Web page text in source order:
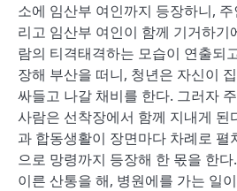
소에 임산부 여인까지 등장하니,
리고 임산부 여인이 함께 기거하기
람의 티격태격하는 모습이 연출되
장해 부산을 떠니, 청년은 자신이
싸들고 나갈 채비를 한다. 그러자
사람은 선착장에서 함께 지내게 된
과 합동생활이 장면마다 차례로 펼
으로 망령까지 등장해 한 몫을 한
이른 산통을 해, 병원에를 가는 일